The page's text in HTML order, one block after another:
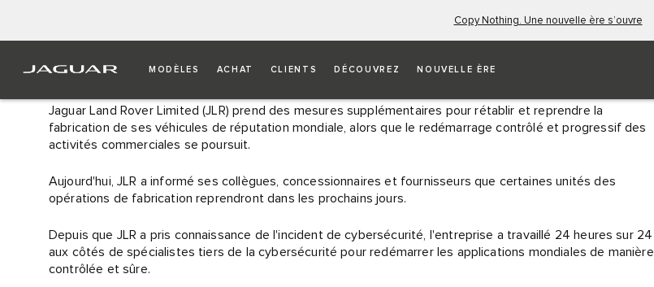
Copy Nothing. Une nouvelle ère s’ouvre
MODÈLES ACHAT CLIENTS DÉCOUVREZ NOUVELLE ÈRE
DÉCLARATION RELATIVE À L’INCIDENT CYBER
Jaguar Land Rover Limited (JLR) prend des mesures supplémentaires pour rétablir et reprendre la
fabrication de ses véhicules de réputation mondiale, alors que le redémarrage contrôlé et progressif des
activités commerciales se poursuit.
Aujourd'hui, JLR a informé ses collègues, concessionnaires et fournisseurs que certaines unités des
opérations de fabrication reprendront dans les prochains jours.​
Depuis que JLR a pris connaissance de l'incident de cybersécurité, l'entreprise a travaillé 24 heures sur 24
aux côtés de spécialistes tiers de la cybersécurité pour redémarrer les applications mondiales de manière
contrôlée et sûre.​